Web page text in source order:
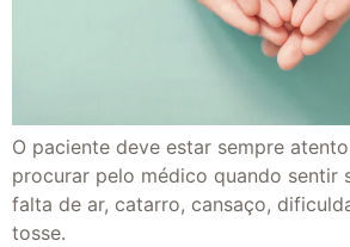
O paciente deve estar sempre
procurar pelo médico quando sentir
falta de ar, catarro, cansaço,
tosse.